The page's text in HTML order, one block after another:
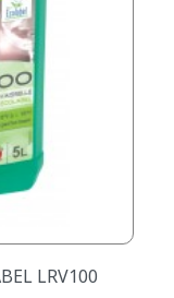
LRV100